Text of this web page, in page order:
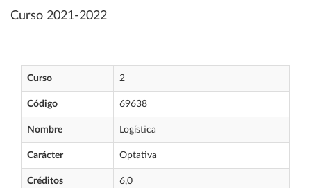
Curso 2021-2022
Curso 2
Código 69638
Nombre Logística
Carácter Optativa
Créditos 6,0